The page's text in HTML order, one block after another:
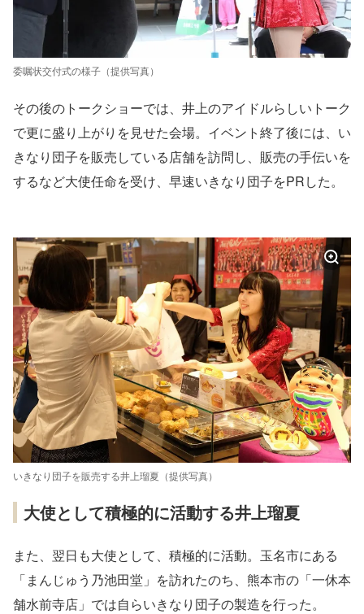
委嘱状交付式の様子（提供写真）
その後のトークショーでは、井上のアイドルらしいトーク
で更に盛り上がりを見せた会場。イベント終了後には、い
きなり団子を販売している店舗を訪問し、販売の手伝いを
するなど大使任命を受け、早速いきなり団子をPRした。
いきなり団子を販売する井上瑠夏（提供写真）
大使として積極的に活動する井上瑠夏
また、翌日も大使として、積極的に活動。玉名市にある
「まんじゅう乃池田堂」を訪れたのち、熊本市の「一休本
舗水前寺店」では自らいきなり団子の製造を行った。